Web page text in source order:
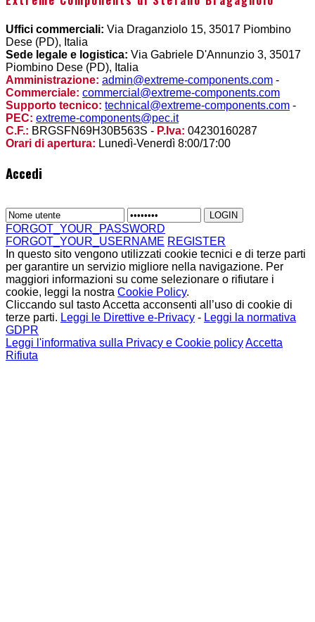
Uffici commerciali: Via Draganziolo 15, 35017 Piombino
Dese (PD), Italia
Sede legale e logistica: Via Gabriele D'Annunzio 3, 35017
Piombino Dese (PD), Italia
Amministrazione: admin@extreme-components.com -
Commerciale: commercial@extreme-components.com
Supporto tecnico: technical@extreme-components.com -
PEC: extreme-components@pec.it
C.F.: BRGSFN69H30B563S - P.Iva: 04230160287
Orari di apertura: Lunedì-Venerdì 8:00/17:00
Accedi
FORGOT_YOUR_PASSWORD
FORGOT_YOUR_USERNAME REGISTER
In questo sito vengono utilizzati cookie tecnici e di terze parti
per garantire un servizio migliore nella navigazione. Per
maggiori informazioni su come selezionare o rifiutare i
cookie, leggi la nostra Cookie Policy.
Cliccando sul tasto Accetta acconsenti all’uso di cookie di
terze parti. Leggi le Direttive e-Privacy - Leggi la normativa
GDPR
Leggi l'informativa sulla Privacy e Cookie policyAccetta
Rifiuta